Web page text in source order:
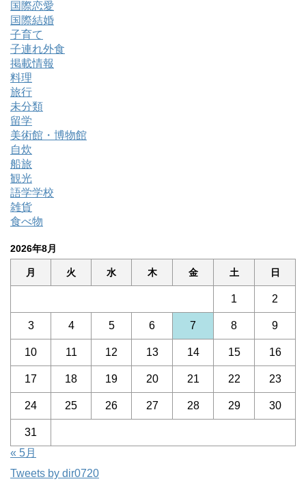
国際恋愛
国際結婚
子育て
子連れ外食
掲載情報
料理
旅行
未分類
留学
美術館・博物館
自炊
船旅
観光
語学学校
雑貨
食べ物
2026年8月
月 火 水 木 金 土 日
1 2
3 4 5 6 7 8 9
10 11 12 13 14 15 16
17 18 19 20 21 22 23
24 25 26 27 28 29 30
31
« 5月
Tweets by dir0720